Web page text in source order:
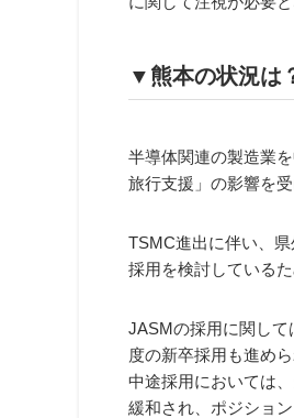
▼熊本の状況は
半導体関連の製造業
旅行支援」の影響を
TSMC進出に伴い、
採用を検討している
JASMの採用に関して
度の新卒採用も進めら
中途採用においては
緩和され、ポジショ